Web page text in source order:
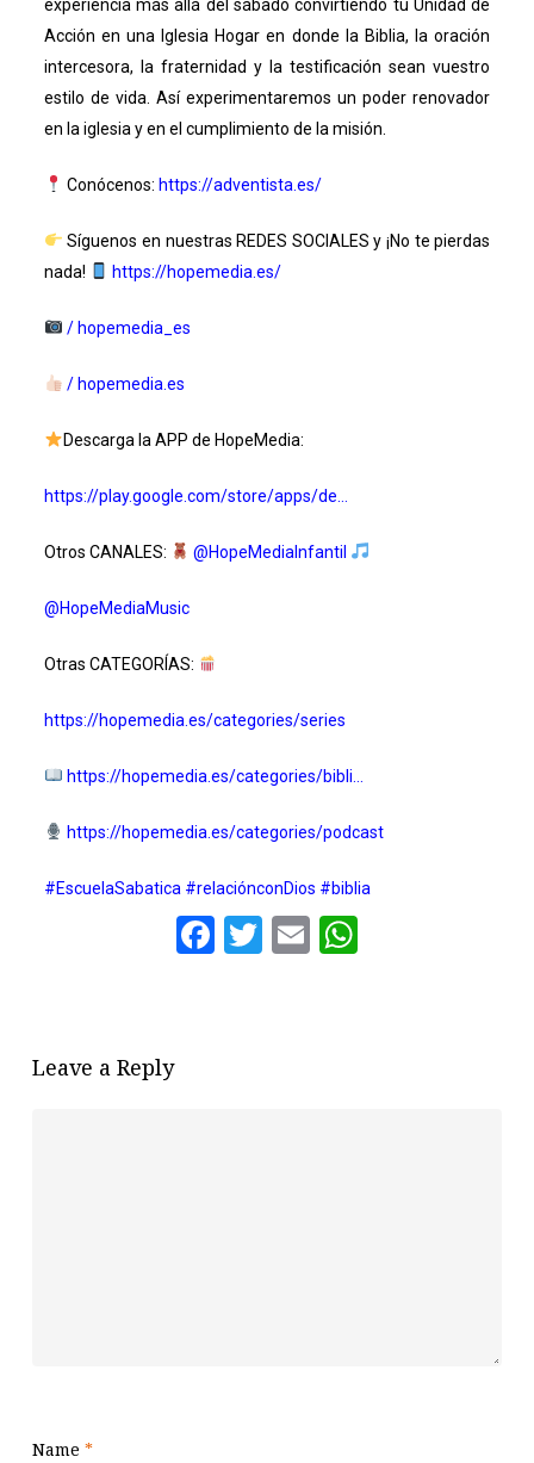
experiencia más allá del sábado convirtiendo tu Unidad de
Acción en una Iglesia Hogar en donde la Biblia, la oración
intercesora, la fraternidad y la testificación sean vuestro
estilo de vida. Así experimentaremos un poder renovador
en la iglesia y en el cumplimiento de la misión.
Conócenos: https://adventista.es/
Síguenos en nuestras REDES SOCIALES y ¡No te pierdas
nada!
https://hopemedia.es/
/ hopemedia_es
/ hopemedia.es
Descarga la APP de HopeMedia:
https://play.google.com/store/apps/de…
Otros CANALES: ‪@HopeMediaInfantil‬
‪@HopeMediaMusic‬
Otras CATEGORÍAS:
https://hopemedia.es/categories/series
https://hopemedia.es/categories/bibli…
https://hopemedia.es/categories/podcast
#EscuelaSabatica #relaciónconDios #biblia
Facebook
Twitter
Email
Leave a Reply
Name *